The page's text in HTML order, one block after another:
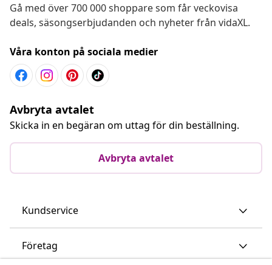
Gå med över 700 000 shoppare som får veckovisa
deals, säsongserbjudanden och nyheter från vidaXL.
Våra konton på sociala medier
Avbryta avtalet
Skicka in en begäran om uttag för din beställning.
Avbryta avtalet
Kundservice
Företag